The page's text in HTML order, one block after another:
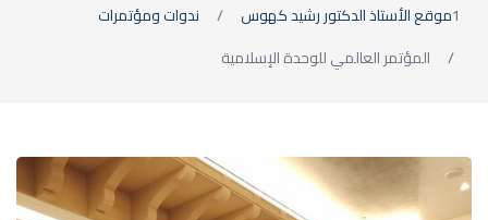
موقع الأستاذ الدكتور رشيد كهوس
ندوات ومؤتمرات
المؤتمر العالمي للوحدة الإسلامية